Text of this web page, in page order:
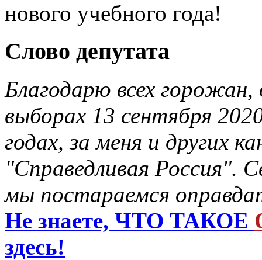
нового учебного года!
Слово депутата
Благодарю всех
выборах 13 сентября
годах, за меня и других
"Справедливая Россия".
мы постараемся
Не знаете, ЧТО ТАКОЕ
здесь!